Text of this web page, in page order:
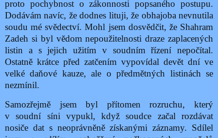
proto pochybnost o zákonnosti popsaného postupu.
Dodávám navíc, že dodnes lituji, že obhajoba nevnutila
soudu mé svědectví. Mohl jsem dosvědčit, že Shahram
Zadeh si byl vědom nepoužitelnosti draze zaplacených
listin a s jejich užitím v soudním řízení nepočítal.
Ostatně krátce před zatčením vypovídal devět dní ve
velké daňové kauze, ale o předmětných listinách se
nezmínil.
Samozřejmě jsem byl přítomen rozruchu, který
v soudní síni vypukl, když soudce začal rozdávat
nosiče dat s neoprávněně získanými záznamy. Sdílel